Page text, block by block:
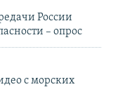
России
– опрос
с морских